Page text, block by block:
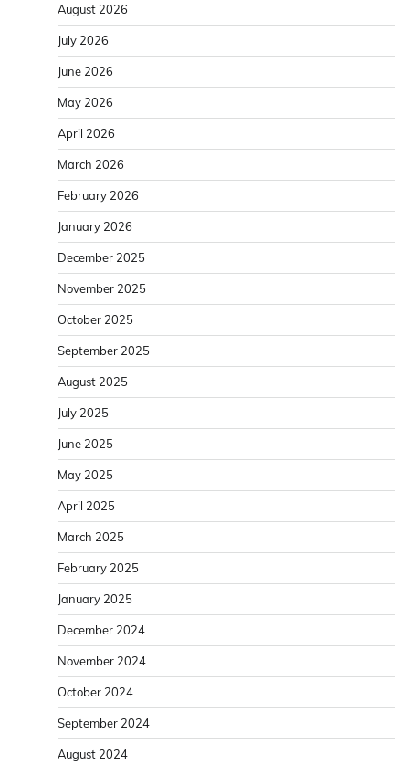
August 2026
July 2026
June 2026
May 2026
April 2026
March 2026
February 2026
January 2026
December 2025
November 2025
October 2025
September 2025
August 2025
July 2025
June 2025
May 2025
April 2025
March 2025
February 2025
January 2025
December 2024
November 2024
October 2024
September 2024
August 2024